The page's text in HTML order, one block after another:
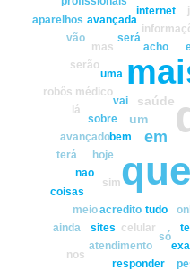
que
em
saúde
um
acho
bem
vai
será
tudo
acredito
uma
sim
hoje
sobre
avançada
mas
celular
sites
médico
avançado
internet
meio
nao
serão
só
atendimento
lá
vão
ainda
coisas
nos
terá
responder
robôs
aparelhos